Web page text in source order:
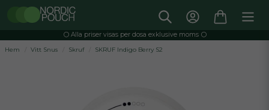
⚪️ Alla priser visas per dosa exklusive moms ⚪️
Hem
Vitt Snus Skruf SKRUF Indigo Berry S2